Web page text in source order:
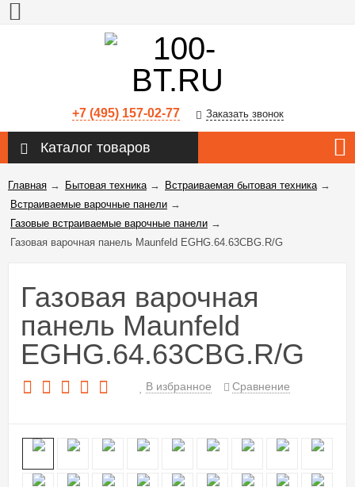
+7 (495) 157-02-77 Заказать звонок
Каталог товаров
Главная → Бытовая техника→ Встраиваемая бытовая техника→
Встраиваемые варочные панели →
Газовые встраиваемые варочные панели →
Газовая варочная панель Maunfeld EGHG.64.63CBG.R/G
Газовая варочная
панель Maunfeld
EGHG.64.63CBG.R/G
В избранное Сравнение